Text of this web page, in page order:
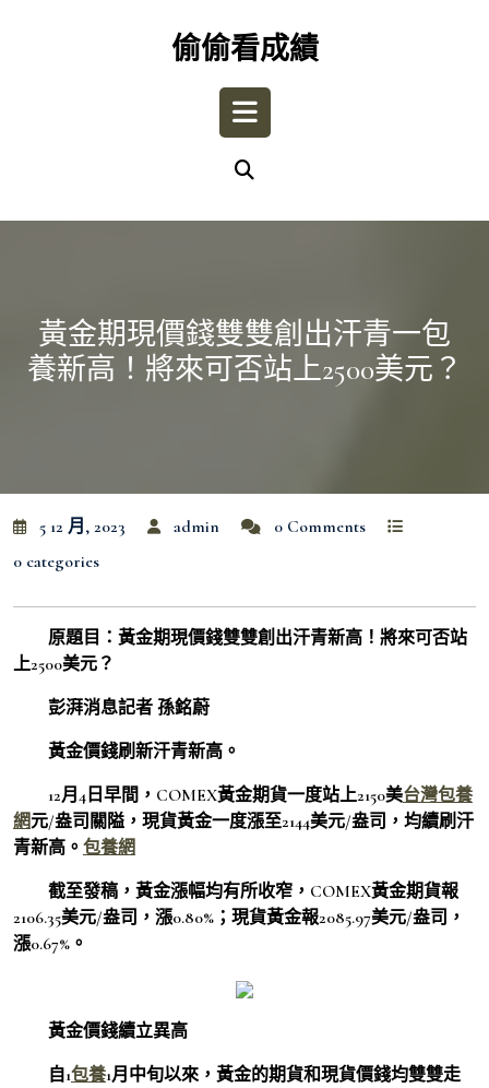
偷偷看成績
Open
黃金期現價錢雙雙創出汗青一包
養新高！將來可否站上2500美元？
5 12 月, 2023 admin
0 Comments
0 categories
原題目：黃金期現價錢雙雙創出汗青新高！將來可否站
上2500美元？
彭湃消息記者 孫銘蔚
黃金價錢刷新汗青新高。
12月4日早間，COMEX黃金期貨一度站上2150美台灣包養
網元/盎司關隘，現貨黃金一度漲至2144美元/盎司，均續刷汗
青新高。 包養網
截至發稿，黃金漲幅均有所收窄，COMEX黃金期貨報
2106.35美元/盎司，漲0.80%；現貨黃金報2085.97美元/盎司，
漲0.67%。
黃金價錢續立異高
自1包養1月中旬以來，黃金的期貨和現貨價錢均雙雙走